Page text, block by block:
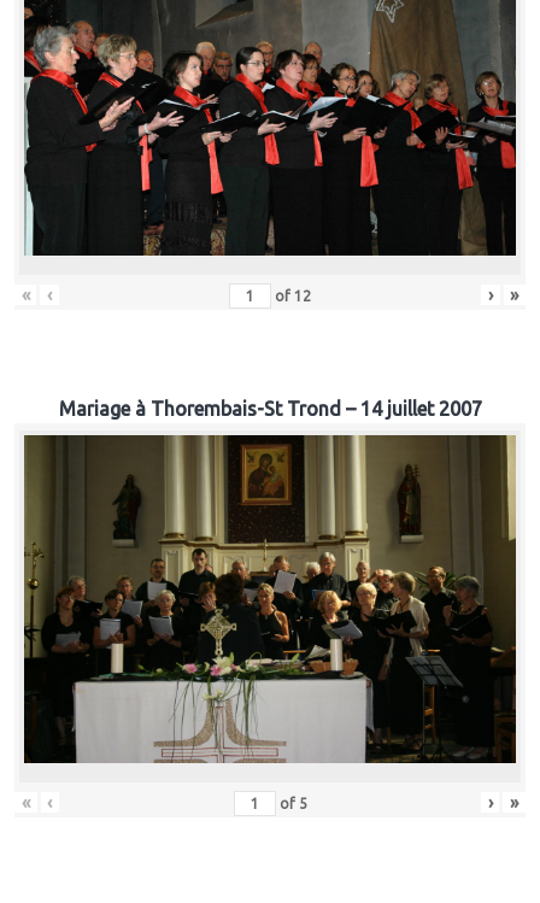
« ‹ of 12 › »
Mariage à Thorembais-St Trond – 14 juillet 2007
« ‹ of 5 › »